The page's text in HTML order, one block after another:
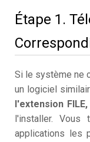
Étape 1.
Si le système ne
un logiciel
l'extension FILE,
l'installer.
applications les